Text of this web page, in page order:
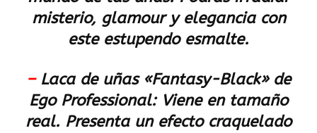
misterio, glamour y elegancia con
este estupendo esmalte.
– Laca de uñas «Fantasy-Black» de
Ego Professional: Viene en tamaño
real. Presenta un efecto craquelado